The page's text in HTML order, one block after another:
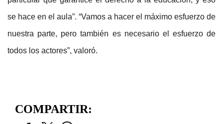
se hace en el aula”. “Vamos a hacer el máximo esfuerzo de
nuestra parte, pero también es necesario el esfuerzo de
todos los actores”, valoró.
COMPARTIR: